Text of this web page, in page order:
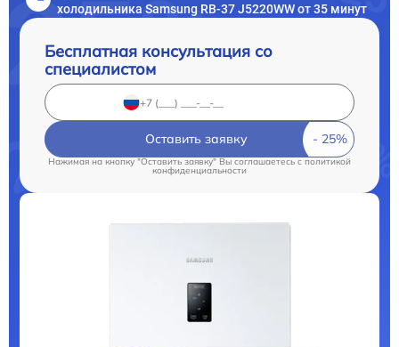
холодильника Samsung RB-37 J5220WW от 35 минут
Бесплатная консультация со
специалистом
Оставить заявку
Нажимая на кнопку "Оставить заявку" Вы соглашаетесь c политикой
конфиденциальности